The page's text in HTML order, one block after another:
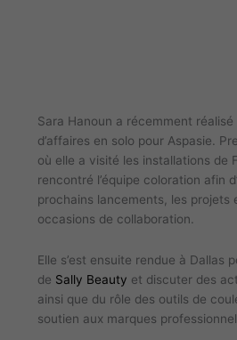
Sara Hanoun a récemment
d’affaires en solo pour Aspasie.
où elle a visité les installations de
rencontré l’équipe coloration afin
prochains lancements, les projets
occasions de collaboration.
Elle s’est ensuite rendue à Dallas
de Sally Beauty et discuter des
ainsi que du rôle des outils de
soutien aux marques